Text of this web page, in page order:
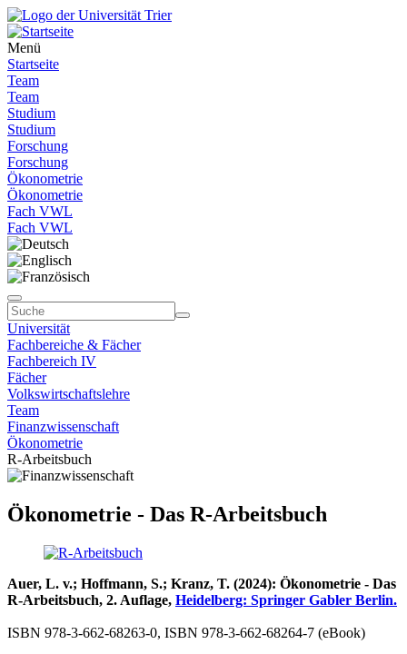
Menü
Startseite
Team
Team
Studium
Studium
Forschung
Forschung
Ökonometrie
Ökonometrie
Fach VWL
Fach VWL
Universität
Fachbereiche & Fächer
Fachbereich IV
Fächer
Volkswirtschaftslehre
Team
Finanzwissenschaft
Ökonometrie
R-Arbeitsbuch
Ökonometrie - Das R-Arbeitsbuch
Auer, L. v.; Hoffmann, S.; Kranz, T. (2024): Ökonometrie - Das
R-Arbeitsbuch, 2. Auflage, Heidelberg: Springer Gabler Berlin.
ISBN 978-3-662-68263-0, ISBN 978-3-662-68264-7 (eBook)